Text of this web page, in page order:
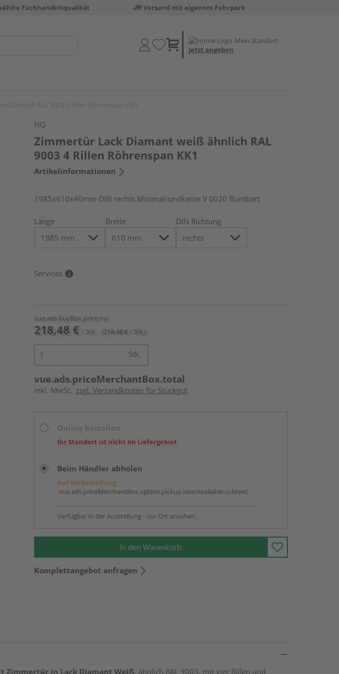
Fachhandelsqualität Versand mit eigenem Fuhrpark
Mein Standort:
Jetzt angeben
HQ
Zimmertür Lack Diamant weiß ähnlich RAL
9003 4 Rillen Röhrenspan KK1
Artikelinformationen
1985x610x40mm DIN rechts Minimalrundkante V 0020 Buntbart
Länge Breite DIN Richtung
Services
vue.ads.buyBox.price.rrp
218,48 € / Stk. (218,48 € / Stk.)
Stk.
vue.ads.priceMerchantBox.total
inkl. MwSt. zzgl. Versandkosten für Stückgut
Ihr Standort ist nicht im Liefergebiet
Beim Händler abholen
Auf Vorbestellung:
vue.ads.priceMerchantBox.option.pickup.laterAvailable.subtext
Verfügbar in der Ausstellung - vor Ort ansehen.
In den Warenkorb
Komplettangebot anfragen
Zimmertür in Lack Diamant Weiß, ähnlich RAL 9003, mit vier Rillen und